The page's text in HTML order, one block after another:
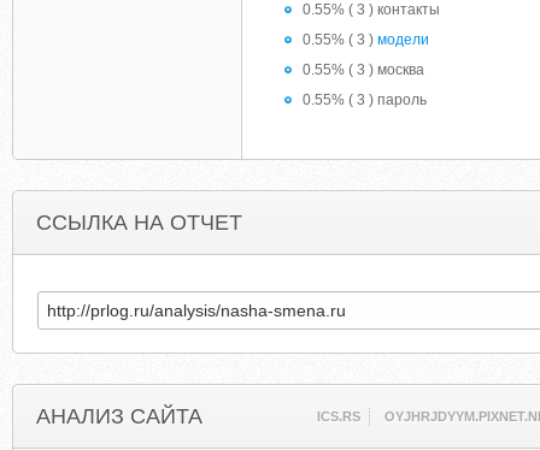
0.55% ( 3 ) контакты
0.55% ( 3 ) модели
0.55% ( 3 ) москва
0.55% ( 3 ) пароль
ССЫЛКА НА ОТЧЕТ
АНАЛИЗ САЙТА ICS.RS